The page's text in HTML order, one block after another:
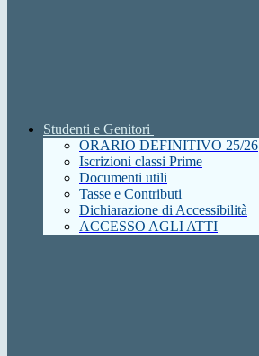
Studenti e Genitori
ORARIO DEFINITIVO 25/26
Iscrizioni classi Prime
Documenti utili
Tasse e Contributi
Dichiarazione di Accessibilità
ACCESSO AGLI ATTI